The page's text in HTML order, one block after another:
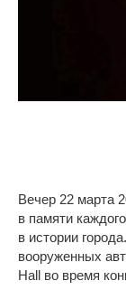
Вечер 22 марта
в памяти
в истории
вооруженных
Hall во время